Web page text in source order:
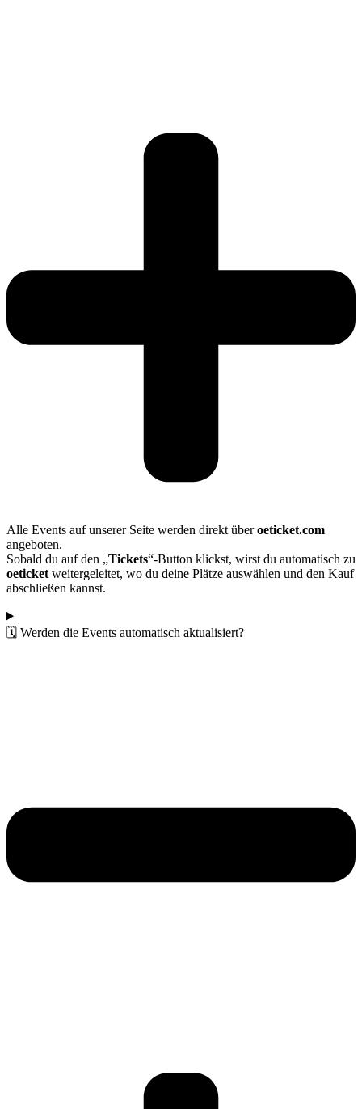
Alle Events auf unserer Seite werden direkt überoeticket.com
angeboten.
Sobald du auf den „Tickets“-Button klickst, wirst du automatisch zu
oeticketweitergeleitet, wo du deine Plätze auswählen und den Kauf
abschließen kannst.
🗓️ Werden die Events automatisch aktualisiert?